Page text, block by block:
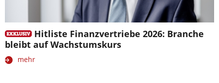
Hitliste Finanzvertriebe 2026: Branche
bleibt auf Wachstumskurs
mehr